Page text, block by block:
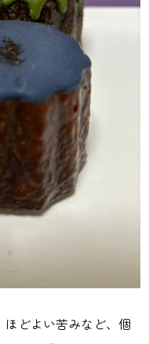
ほどよい苦みなど、個